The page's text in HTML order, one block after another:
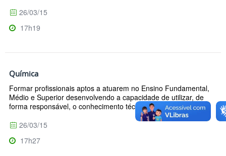
26/03/15
17h19
Química
Formar profissionais aptos a atuarem no Ensino Fundamental,
Médio e Superior desenvolvendo a capacidade de utilizar, de
forma responsável, o conhecimento técnico e pedagógico...
26/03/15
17h27